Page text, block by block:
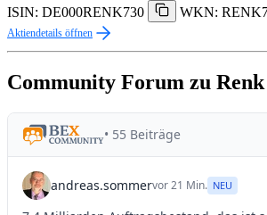
ISIN: DE000RENK730
WKN:
Aktiendetails öffnen
Community Forum zu